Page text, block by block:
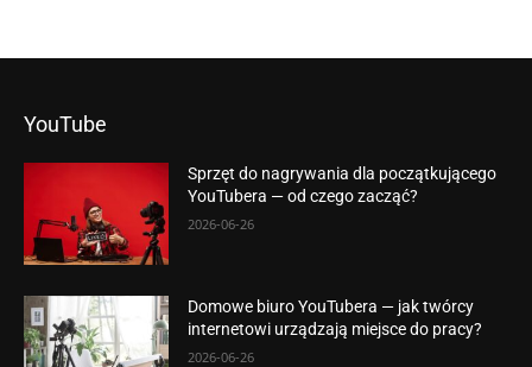
YouTube
Sprzęt do nagrywania dla początkującego
YouTubera — od czego zacząć?
2026-06-26
Domowe biuro YouTubera — jak twórcy
internetowi urządzają miejsce do pracy?
2026-06-26